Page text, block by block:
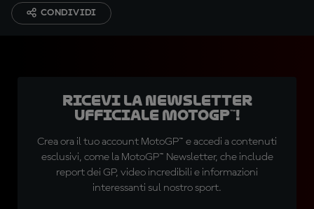
CONDIVIDI
Ricevi la newsletter
ufficiale MotoGP™!
Crea ora il tuo account MotoGP™ e accedi a contenuti
esclusivi, come la MotoGP™ Newsletter, che include
report dei GP, video incredibili e informazioni
interessanti sul nostro sport.